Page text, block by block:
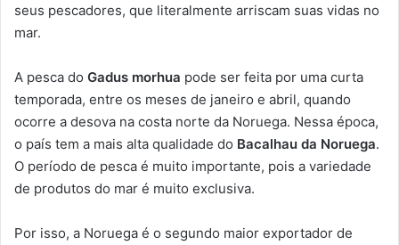
seus pescadores, que literalmente arriscam suas vidas no
mar.
A pesca do Gadus morhua pode ser feita por uma curta
temporada, entre os meses de janeiro e abril, quando
ocorre a desova na costa norte da Noruega. Nessa época,
o país tem a mais alta qualidade do Bacalhau da Noruega.
O período de pesca é muito importante, pois a variedade
de produtos do mar é muito exclusiva.
Por isso, a Noruega é o segundo maior exportador de